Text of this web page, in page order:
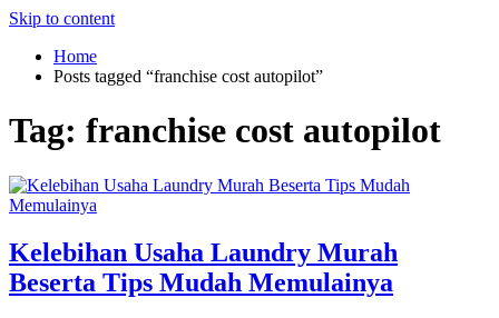
Skip to content
Home
Posts tagged “franchise cost autopilot”
Tag: franchise cost autopilot
Kelebihan Usaha Laundry Murah
Beserta Tips Mudah Memulainya